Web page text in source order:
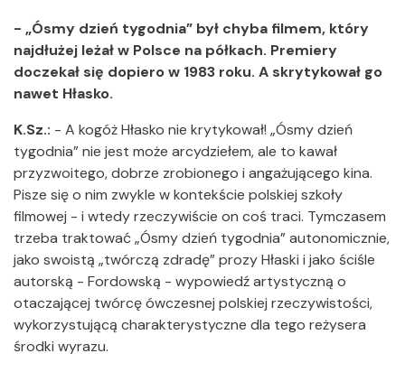
- „Ósmy dzień tygodnia” był chyba filmem, który
najdłużej leżał w Polsce na półkach. Premiery
doczekał się dopiero w 1983 roku. A skrytykował go
nawet Hłasko.
K.Sz.: - A kogóż Hłasko nie krytykował! „Ósmy dzień
tygodnia” nie jest może arcydziełem, ale to kawał
przyzwoitego, dobrze zrobionego i angażującego kina.
Pisze się o nim zwykle w kontekście polskiej szkoły
filmowej - i wtedy rzeczywiście on coś traci. Tymczasem
trzeba traktować „Ósmy dzień tygodnia” autonomicznie,
jako swoistą „twórczą zdradę” prozy Hłaski i jako ściśle
autorską - Fordowską - wypowiedź artystyczną o
otaczającej twórcę ówczesnej polskiej rzeczywistości,
wykorzystującą charakterystyczne dla tego reżysera
środki wyrazu.